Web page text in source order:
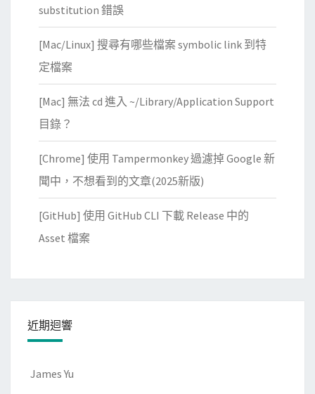
substitution 錯誤
[Mac/Linux] 搜尋有哪些檔案 symbolic link 到特
定檔案
[Mac] 無法 cd 進入 ~/Library/Application Support
目錄？
[Chrome] 使用 Tampermonkey 過濾掉 Google 新
聞中，不想看到的文章(2025新版)
[GitHub] 使用 GitHub CLI 下載 Release 中的
Asset 檔案
近期迴響
James Yu